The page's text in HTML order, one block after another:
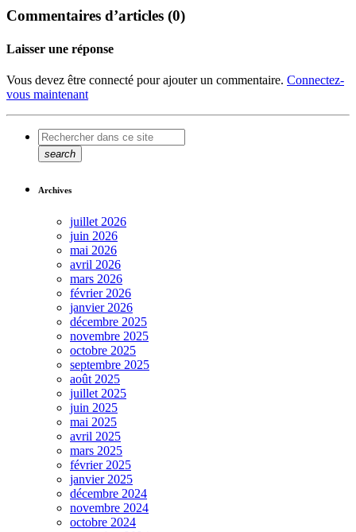
Commentaires d’articles (0)
Laisser une réponse
Vous devez être connecté pour ajouter un commentaire. Connectez-
vous maintenant
search
Archives
juillet 2026
juin 2026
mai 2026
avril 2026
mars 2026
février 2026
janvier 2026
décembre 2025
novembre 2025
octobre 2025
septembre 2025
août 2025
juillet 2025
juin 2025
mai 2025
avril 2025
mars 2025
février 2025
janvier 2025
décembre 2024
novembre 2024
octobre 2024